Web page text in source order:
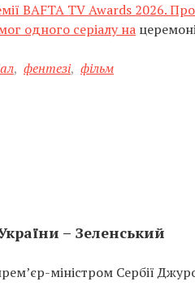
BAFTA TV Awards 2026.
одного серіалу на
, фентезі, фільм
– Зеленський
міністром Сербії